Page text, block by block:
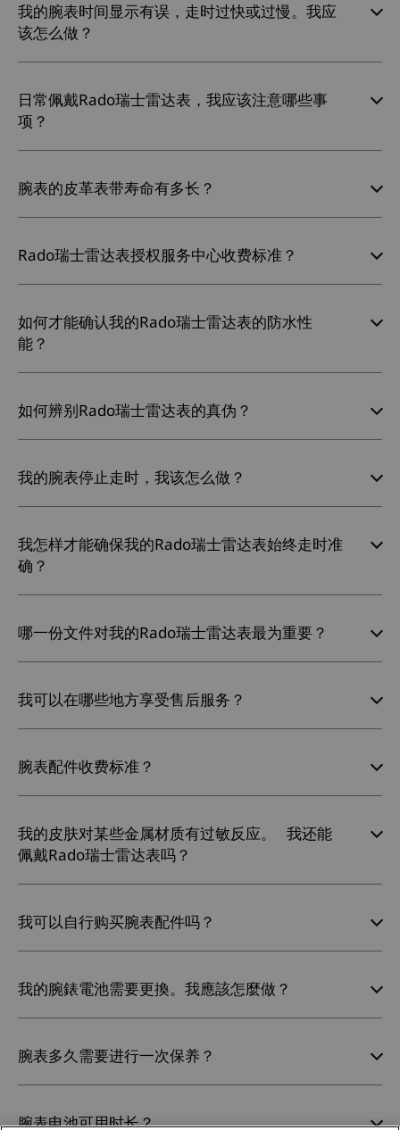
我的腕表时间显示有误，走时过快或过慢。我应
该怎么做？
日常佩戴Rado瑞士雷达表，我应该注意哪些事
项？
腕表的皮革表带寿命有多长？
Rado瑞士雷达表授权服务中心收费标准？
如何才能确认我的Rado瑞士雷达表的防水性
能？
如何辨别Rado瑞士雷达表的真伪？
我的腕表停止走时，我该怎么做？
我怎样才能确保我的Rado瑞士雷达表始终走时准
确？
哪一份文件对我的Rado瑞士雷达表最为重要？
我可以在哪些地方享受售后服务？
腕表配件收费标准？
我的皮肤对某些金属材质有过敏反应。 我还能
佩戴Rado瑞士雷达表吗？
我可以自行购买腕表配件吗？
我的腕錶電池需要更換。我應該怎麼做？
腕表多久需要进行一次保养？
腕表电池可用时长？